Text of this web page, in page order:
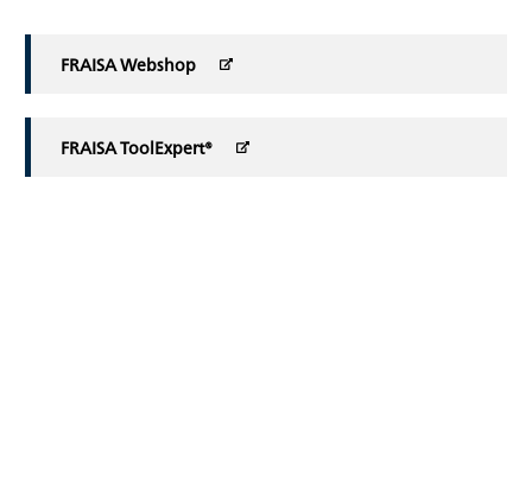
FRAISA Webshop
FRAISA ToolExpert®